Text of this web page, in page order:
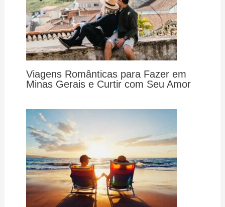
Viagens Românticas para Fazer em
Minas Gerais e Curtir com Seu Amor